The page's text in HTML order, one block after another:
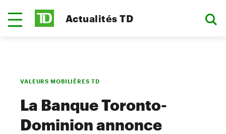
Actualités TD
VALEURS MOBILIÈRES TD
La Banque Toronto-
Dominion annonce